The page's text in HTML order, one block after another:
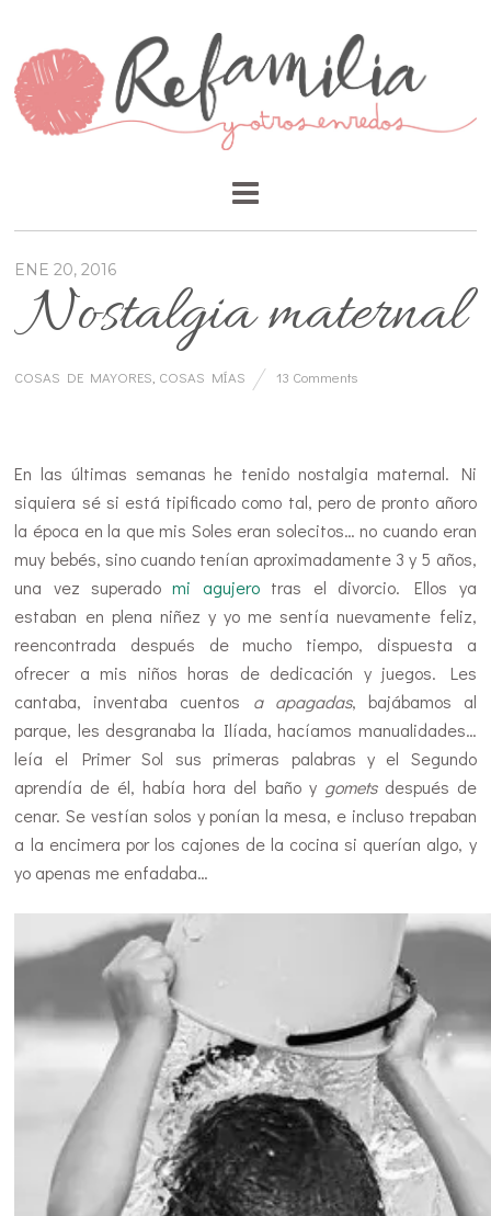
ENE 20, 2016
Nostalgia maternal
COSAS DE MAYORES COSAS MÍAS 13 Comments
En las últimas semanas he tenido nostalgia maternal. Ni
siquiera sé si está tipificado como tal, pero de pronto añoro
la época en la que mis Soles eran solecitos… no cuando eran
muy bebés, sino cuando tenían aproximadamente 3 y 5 años,
una vez superadomi agujerotras el divorcio. Ellos ya
estaban en plena niñez y yo me sentía nuevamente feliz,
reencontrada después de mucho tiempo, dispuesta a
ofrecer a mis niños horas de dedicación y juegos. Les
cantaba, inventaba cuentos a apagadas, bajábamos al
parque, les desgranaba la Ilíada, hacíamos manualidades…
leía el Primer Sol sus primeras palabras y el Segundo
aprendía de él, había hora del baño y gometsdespués de
cenar. Se vestían solos y ponían la mesa, e incluso trepaban
a la encimera por los cajones de la cocina si querían algo, y
yo apenas me enfadaba…